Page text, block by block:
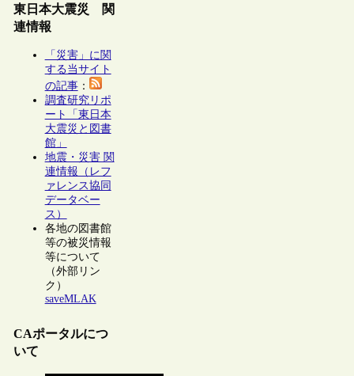
東日本大震災 関
連情報
「災害」に関
する当サイト
の記事：
調査研究リポ
ート「東日本
大震災と図書
館」
地震・災害 関
連情報（レフ
ァレンス協同
データベー
ス）
各地の図書館
等の被災情報
等について
（外部リン
ク）
saveMLAK
CAポータルにつ
いて